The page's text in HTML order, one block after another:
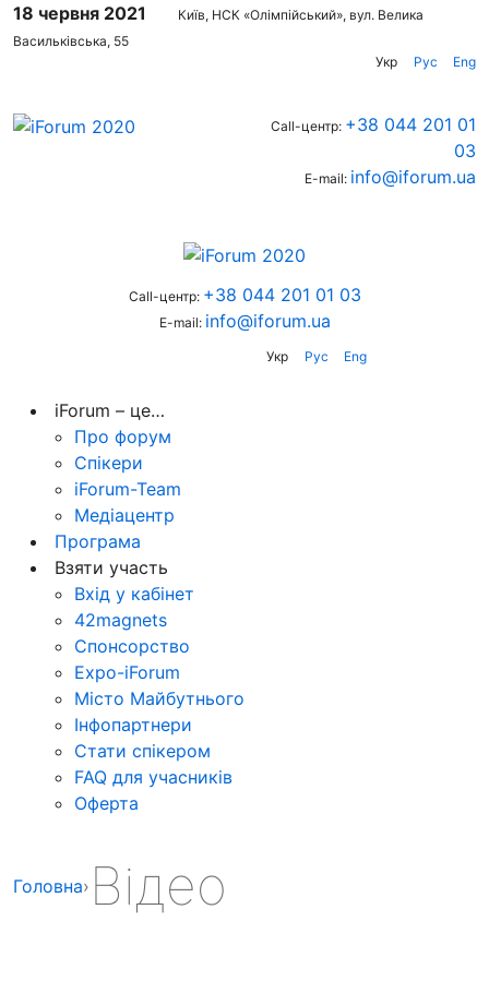
18 червня 2021
Київ, НСК «Олімпійський», вул. Велика
Васильківська, 55
Укр
Рус Eng
Call-центр: +38 044 201 01
03
E-mail: info@iforum.ua
Call-центр: +38 044 201 01 03
E-mail: info@iforum.ua
Укр Рус Eng
iForum – це…
Про форум
Спікери
iForum-Team
Медіацентр
Програма
Взяти участь
Вхід у кабінет
42magnets
Спонсорство
Expo-iForum
Місто Майбутнього
Інфопартнери
Стати спікером
FAQ для учасників
Оферта
Головна› Відео